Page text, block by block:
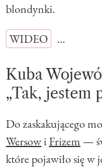
blondynki.
WIDEO
…
Kuba
„Tak, jestem
Do zaskakującego
WersowiFrizem —
które pojawiło się w